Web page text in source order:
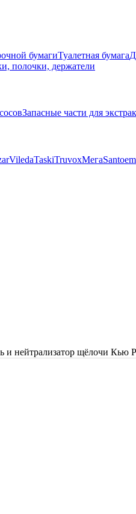
бумагиТуалетная бумага
полочки, держатели
Запасные части для
ViledaTaskiTruvoxМега
и нейтрализатор щёлочи Кью